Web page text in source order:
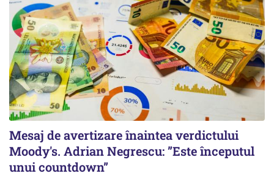
Mesaj de avertizare înaintea verdictului
Moody's. Adrian Negrescu: ”Este începutul
unui countdown”